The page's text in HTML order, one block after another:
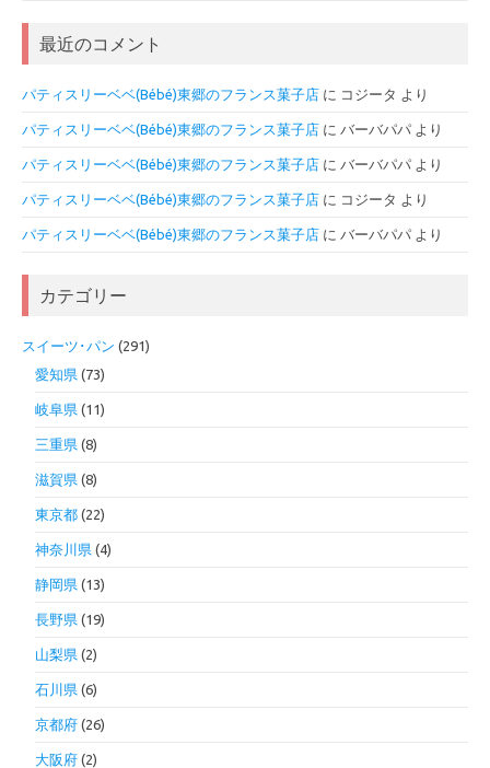
最近のコメント
パティスリーベベ(Bébé)東郷のフランス菓子店 に コジータ より
パティスリーベベ(Bébé)東郷のフランス菓子店 に バーバパパ より
パティスリーベベ(Bébé)東郷のフランス菓子店 に バーバパパ より
パティスリーベベ(Bébé)東郷のフランス菓子店 に コジータ より
パティスリーベベ(Bébé)東郷のフランス菓子店 に バーバパパ より
カテゴリー
スイーツ･パン (291)
愛知県 (73)
岐阜県 (11)
三重県 (8)
滋賀県 (8)
東京都 (22)
神奈川県 (4)
静岡県 (13)
長野県 (19)
山梨県 (2)
石川県 (6)
京都府 (26)
大阪府 (2)